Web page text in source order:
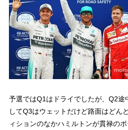
予選ではQ1はドライでしたが、Q2途
してQ3はウェットだけど路面はどん
ィションのなかハミルトンが貫禄のポ